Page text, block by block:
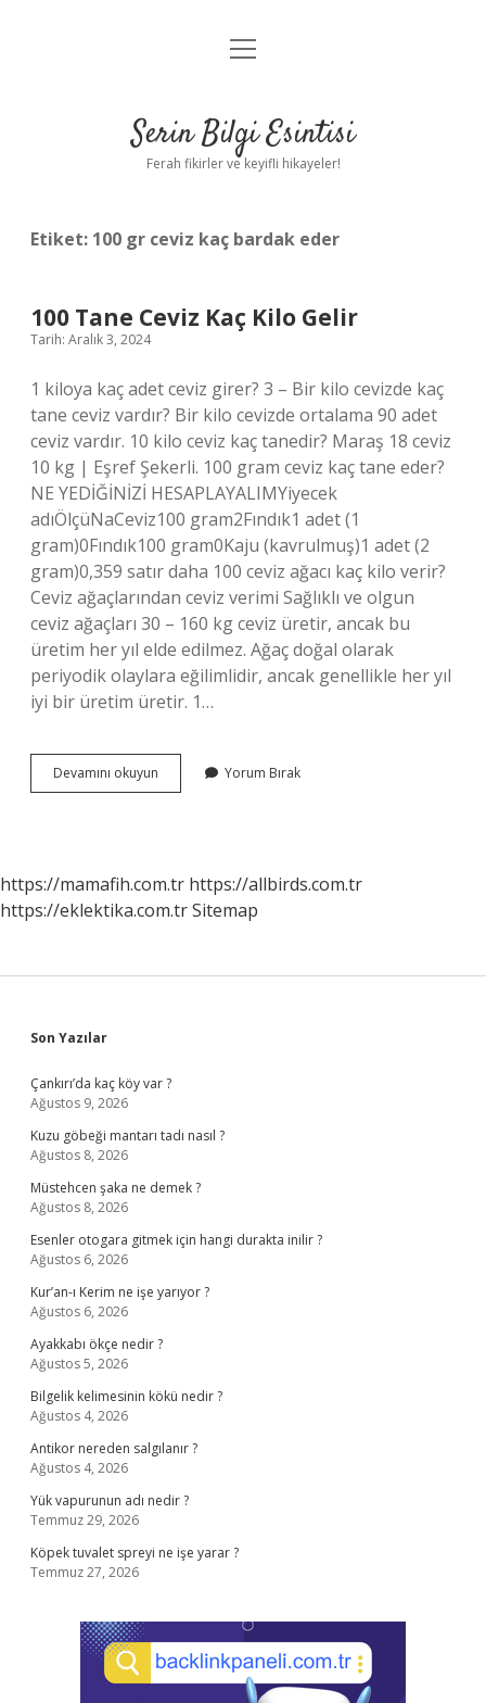
Anasayfa
Yasal Uyarı
menüyü
Serin Bilgi Esintisi
Ferah fikirler ve keyifli hikayeler!
Etiket: 100 gr ceviz kaç bardak eder
100 Tane Ceviz Kaç Kilo Gelir
Tarih: Aralık 3, 2024
1 kiloya kaç adet ceviz girer? 3 – Bir kilo cevizde kaç
tane ceviz vardır? Bir kilo cevizde ortalama 90 adet
ceviz vardır. 10 kilo ceviz kaç tanedir? Maraş 18 ceviz
10 kg | Eşref Şekerli. 100 gram ceviz kaç tane eder?
NE YEDİĞİNİZİ HESAPLAYALIMYiyecek
adıÖlçüNaCeviz100 gram2Fındık1 adet (1
gram)0Fındık100 gram0Kaju (kavrulmuş)1 adet (2
gram)0,359 satır daha 100 ceviz ağacı kaç kilo verir?
Ceviz ağaçlarından ceviz verimi Sağlıklı ve olgun
ceviz ağaçları 30 – 160 kg ceviz üretir, ancak bu
üretim her yıl elde edilmez. Ağaç doğal olarak
periyodik olaylara eğilimlidir, ancak genellikle her yıl
iyi bir üretim üretir. 1…
Devamını okuyun
Tane
Yorum Bırak
https://mamafih.com.tr https://allbirds.com.tr
https://eklektika.com.trSitemap
Sidebar
Son Yazılar
Çankırı’da kaç köy var ?
Ağustos 9, 2026
Kuzu göbeği mantarı tadı nasıl ?
Ağustos 8, 2026
Müstehcen şaka ne demek ?
Ağustos 8, 2026
Esenler otogara gitmek için hangi durakta inilir ?
Ağustos 6, 2026
Kur’an-ı Kerim ne işe yarıyor ?
Ağustos 6, 2026
Ayakkabı ökçe nedir ?
Ağustos 5, 2026
Bilgelik kelimesinin kökü nedir ?
Ağustos 4, 2026
Antikor nereden salgılanır ?
Ağustos 4, 2026
Yük vapurunun adı nedir ?
Temmuz 29, 2026
Köpek tuvalet spreyi ne işe yarar ?
Temmuz 27, 2026